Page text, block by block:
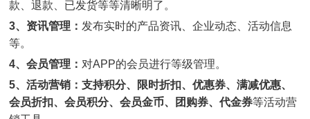
款、退款、已发货等等清晰明了。
3、资讯管理： 发布实时的产品资讯、企业动态、活动信息
等。
4、会员管理： 对APP的会员进行等级管理。
5、活动营销： 支持积分、限时折扣、优惠券、满减优惠、
会员折扣、会员积分、会员金币、团购券、代金券等活动营